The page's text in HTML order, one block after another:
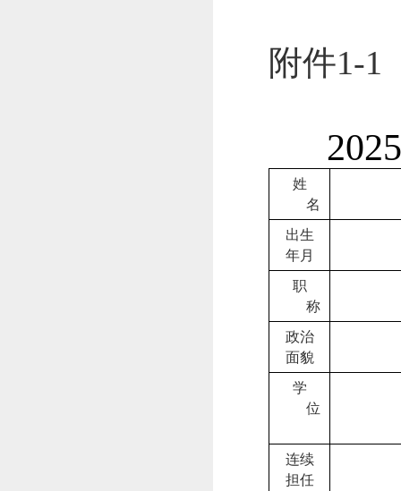
附件1-1
2025
姓
名
出生
年月
职
称
政治
面貌
学
位
连续
担任